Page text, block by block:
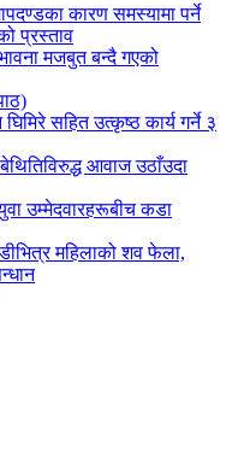
कारण समस्यामा पर्ने
प्रस्ताव
मजबुत बन्दै गएको
सहित उत्कृष्ठ कार्य गर्ने ३
आवाज उठाँउदा
उम्मेदवारहरूबीच कडा
महिलाको शव फेला,